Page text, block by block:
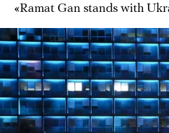
«Ramat Gan stands with